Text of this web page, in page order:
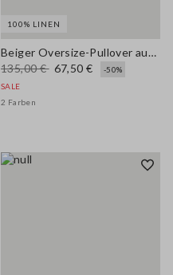
100% LINEN
Beiger Oversize-Pullover aus reinem Leinen mit tiefem V-Ausschnitt
135,00 € 67,50 €
-50%
SALE
2 Farben